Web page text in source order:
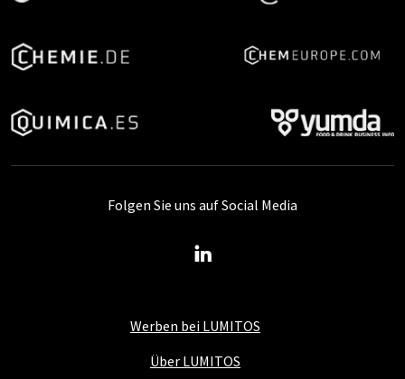
Werben bei LUMITOS
Über LUMITOS
Folgen Sie uns auf Social Media